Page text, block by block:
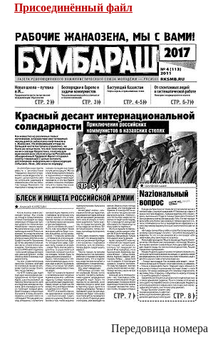
Присоединённый файл
Передовица номера